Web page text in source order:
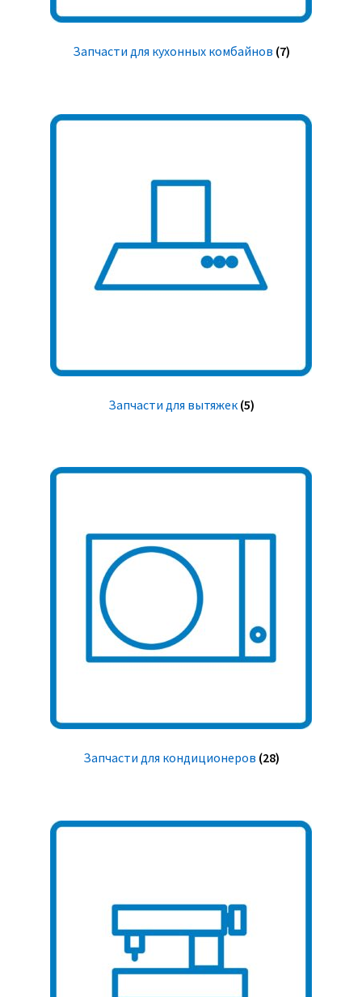
Запчасти для кухонных комбайнов (7)
Запчасти для вытяжек (5)
Запчасти для кондиционеров (28)